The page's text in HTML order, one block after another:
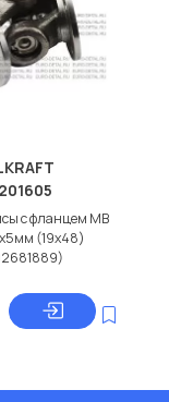
с фланцем МВ
(19x48)